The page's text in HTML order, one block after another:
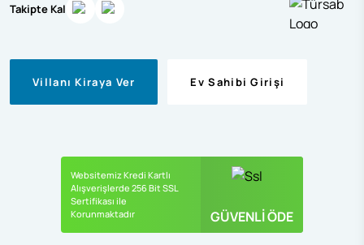
Takipte Kal
Villanı Kiraya Ver Ev Sahibi Girişi
Websitemiz Kredi Kartlı
Alışverişlerde 256 Bit SSL
Sertifikası ile
Korunmaktadır
GÜVENLİ ÖDE